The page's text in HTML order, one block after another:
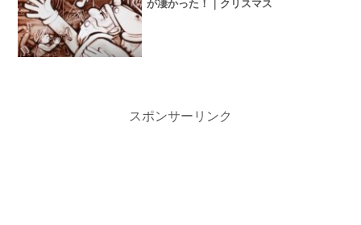
が凄かった！｜クリスマス
スポンサーリンク